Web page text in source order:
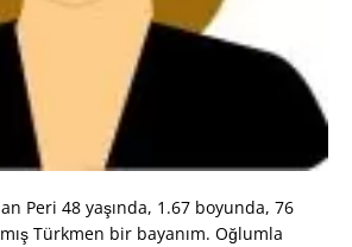
Peri 48 yaşında, 1.67 boyunda, 76
Türkmen bir bayanım. Oğlumla